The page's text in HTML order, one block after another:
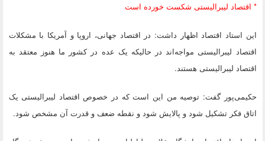
* اقتصاد لیبرالیستی شکست خورده است
این استاد اقتصاد اظهار داشت: در اقتصاد جهانی، اروپا و آمریکا با مشکلات
اقتصاد لیبرالیستی مواجه‌اند در حالیکه یک عده در کشور ما هنوز معتقد به
اقتصاد لیبرالیستی هستند.
حکیمی‌پور گفت: توصیه من این است که در خصوص اقتصاد لیبرالیستی یک
اتاق فکر تشکیل شود و پالایش شود و نقطه ضعف و قدرت آن مشخص شود.